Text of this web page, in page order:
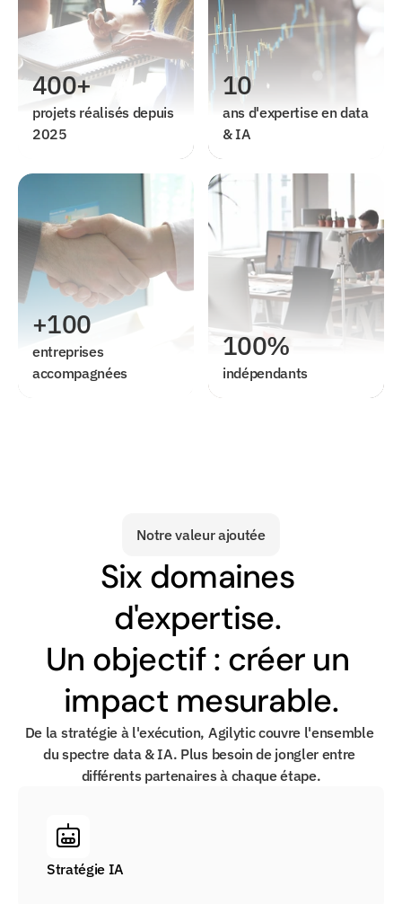
400+
projets réalisés depuis
2025
10
ans d'expertise en data
& IA
+100
entreprises
accompagnées
100%
indépendants
Notre valeur ajoutée
Six domaines
d'expertise.
Un objectif : créer un
impact mesurable.
De la stratégie à l'exécution, Agilytic couvre l'ensemble
du spectre data & IA. Plus besoin de jongler entre
différents partenaires à chaque étape.
Stratégie IA